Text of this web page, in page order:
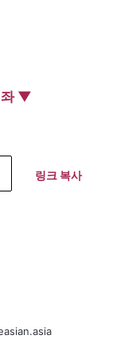
좌 ▼
링크 복사